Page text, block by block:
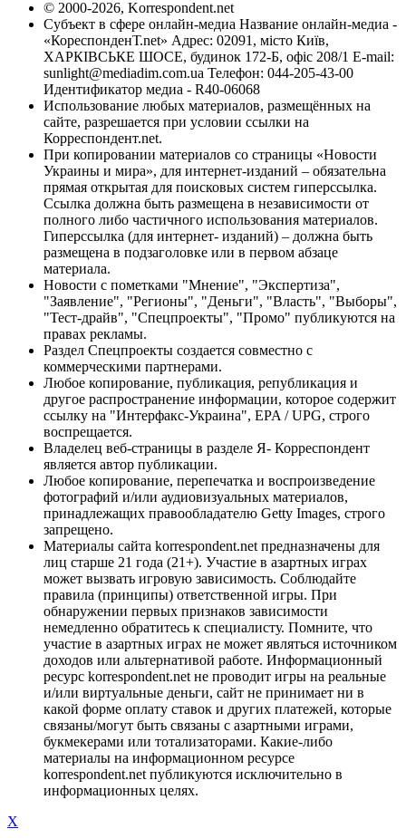
© 2000-2026, Korrespondent.net
Субъект в сфере онлайн-медиа Название онлайн-медиа -
«КореспонденТ.net» Адрес: 02091, місто Київ,
ХАРКІВСЬКЕ ШОСЕ, будинок 172-Б, офіс 208/1 E-mail:
sunlight@mediadim.com.ua Телефон: 044-205-43-00
Идентификатор медиа - R40-06068
Использование любых материалов, размещённых на
сайте, разрешается при условии ссылки на
Корреспондент.net.
При копировании материалов со страницы «Новости
Украины и мира», для интернет-изданий – обязательна
прямая открытая для поисковых систем гиперссылка.
Ссылка должна быть размещена в независимости от
полного либо частичного использования материалов.
Гиперссылка (для интернет- изданий) – должна быть
размещена в подзаголовке или в первом абзаце
материала.
Новости с пометками "Мнение", "Экспертиза",
"Заявление", "Регионы", "Деньги", "Власть", "Выборы",
"Тест-драйв", "Спецпроекты", "Промо" публикуются на
правах рекламы.
Раздел Спецпроекты создается совместно с
коммерческими партнерами.
Любое копирование, публикация, републикация и
другое распространение информации, которое содержит
ссылку на "Интерфакс-Украина", EPA / UPG, строго
воспрещается.
Владелец веб-страницы в разделе Я- Корреспондент
является автор публикации.
Любое копирование, перепечатка и воспроизведение
фотографий и/или аудиовизуальных материалов,
принадлежащих правообладателю Getty Images, строго
запрещено.
Материалы сайта korrespondent.net предназначены для
лиц старше 21 года (21+). Участие в азартных играх
может вызвать игровую зависимость. Соблюдайте
правила (принципы) ответственной игры. При
обнаружении первых признаков зависимости
немедленно обратитесь к специалисту. Помните, что
участие в азартных играх не может являться источником
доходов или альтернативой работе. Информационный
ресурс korrespondent.net не проводит игры на реальные
и/или виртуальные деньги, сайт не принимает ни в
какой форме оплату ставок и других платежей, которые
связаны/могут быть связаны с азартными играми,
букмекерами или тотализаторами. Какие-либо
материалы на информационном ресурсе
korrespondent.net публикуются исключительно в
информационных целях.
X